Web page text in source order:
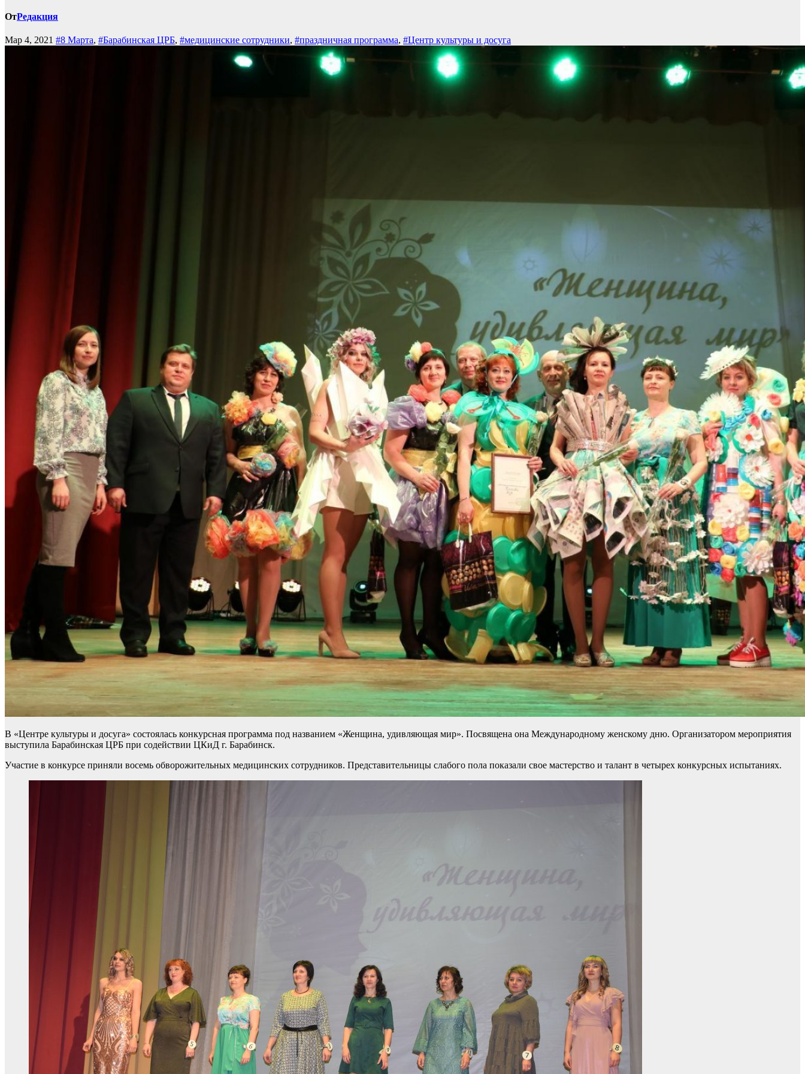
ОтРедакция
Мар 4, 2021 #8 Марта, #Барабинская ЦРБ, #медицинские сотрудники, #праздничная программа, #Центр культуры и досуга
В «Центре культуры и досуга» состоялась конкурсная программа под названием «Женщина, удивляющая мир». Посвящена она Международному женскому дню. Организатором мероприятия
выступила Барабинская ЦРБ при содействии ЦКиД г. Барабинск.
Участие в конкурсе приняли восемь обворожительных медицинских сотрудников. Представительницы слабого пола показали свое мастерство и талант в четырех конкурсных испытаниях.